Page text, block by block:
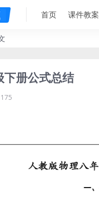
首页 课件教案
下册公式总结
175